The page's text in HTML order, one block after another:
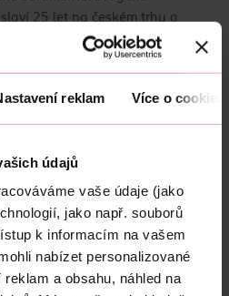
reklam Více o cookies
údajů
vaše údaje (jako
jako např. souborů
k informacím na vašem
nabízet personalizované
a obsahu, náhled na
slaví 25 let na českém trhu a
25. pobočku v Praze. Pro
sleva ve výši 20 % na celý